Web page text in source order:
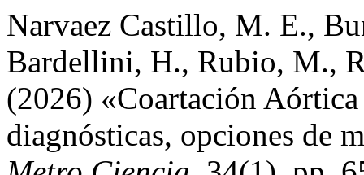
Narvaez Castillo, M. E.,
Bardellini, H., Rubio, M.,
(2026) «Coartación
diagnósticas, opciones de